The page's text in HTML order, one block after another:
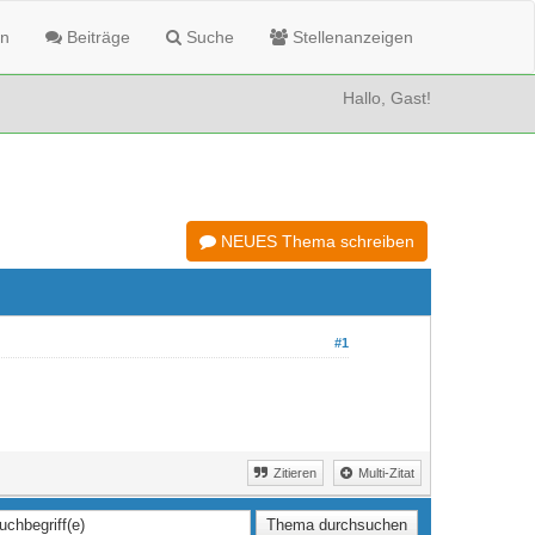
Beiträge Suche Stellenanzeigen
Hallo, Gast!
NEUES Thema schreiben
#1
Zitieren Multi-Zitat